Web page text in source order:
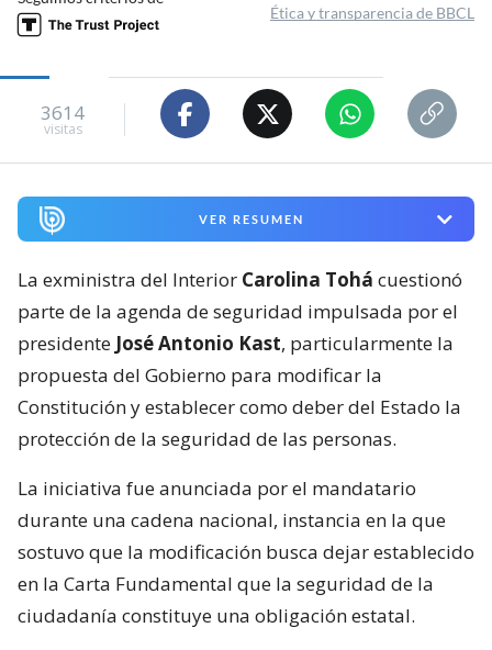
Ética y transparencia de BBCL
3614
visitas
VER RESUMEN
La exministra del Interior Carolina Tohá cuestionó
parte de la agenda de seguridad impulsada por el
presidente José Antonio Kast, particularmente la
propuesta del Gobierno para modificar la
Constitución y establecer como deber del Estado la
protección de la seguridad de las personas.
La iniciativa fue anunciada por el mandatario
durante una cadena nacional, instancia en la que
sostuvo que la modificación busca dejar establecido
en la Carta Fundamental que la seguridad de la
ciudadanía constituye una obligación estatal.